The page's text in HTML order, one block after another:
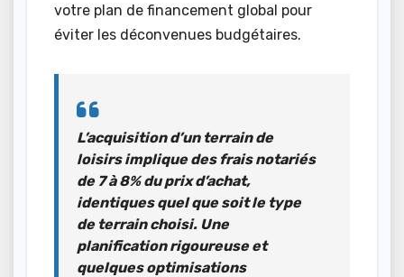
votre plan de financement global pour
éviter les déconvenues budgétaires.
L’acquisition d’un terrain de
loisirs impliquedes frais notariés
de 7 à 8% du prix d’achat,
identiques quel que soit le type
de terrain choisi. Une
planification rigoureuse et
quelques optimisations